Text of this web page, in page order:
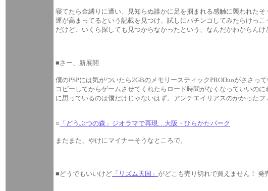
寝てたら金縛りに遭い、見知らぬ誰かに足を掴まれる感触に襲われた
運が高まってるという記載を見つけ、試しにパチンコしてみたらけっ
だけど、いくら探しても見つからなかったという、なんだかわからんけ
■さー、新展開
僕のPSPには気がついたら2GBのメモリースティックPRODuoがささ
コピーしてからゲームさせてくれたらロード時間がなくなっていいの
に思っているのは僕だけじゃないはず。アンチエイリアスのかかったフ
○ 「どうぶつの森」ジオラマで再現…大阪・ひらかたパーク
またまた、やけにマイナーそうなところで。
■どうでもいいけど 「リズム天国」 がどこも売り切れで買えません！